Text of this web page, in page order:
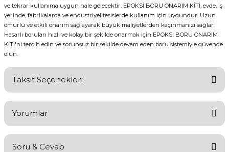
ve tekrar kullanıma uygun hale gelecektir. EPOKSİ BORU ONARIM KİTİ, evde, iş
yerinde, fabrikalarda ve endüstriyel tesislerde kullanım için uygundur. Uzun
ömürlü ve etkili onarım sağlayarak büyük maliyetlerden kaçınmanızı sağlar.
Hasarlı boruları hızlı ve kolay bir şekilde onarmak için EPOKSİ BORU ONARIM
KİTİ'ni tercih edin ve sorunsuz bir şekilde devam eden boru sistemiyle güvende
olun.
Taksit Seçenekleri
Yorumlar
Soru & Cevap